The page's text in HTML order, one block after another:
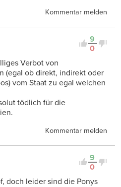
Kommentar melden
9
0
Verbot von
(egal ob direkt, indirekt oder
vom Staat zu egal welchen
tödlich für die
Kommentar melden
9
0
doch leider sind die Ponys